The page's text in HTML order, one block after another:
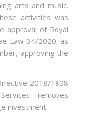
arts and music.
activities was
approval of Royal
Law 34/2020, as
approving the
2018/1808
removes
investment.